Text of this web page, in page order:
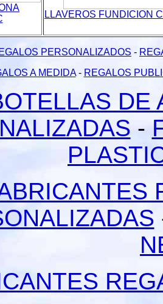
LLAVEROS FUNDICION
PERSONALIZADOS -
A MEDIDA- REGALOS
DE
-